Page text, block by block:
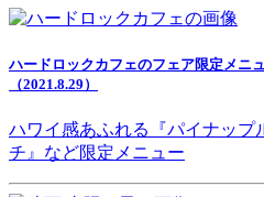
ハードロックカフェのフェア限定メニ
（2021.8.29）
ハワイ感あふれる『パイナップ
チ』など限定メニュー